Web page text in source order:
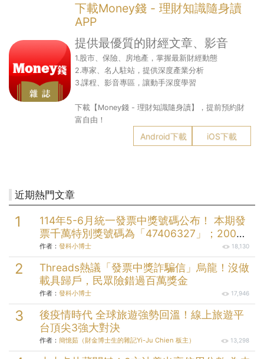
下載Money錢 - 理財知識隨身讀
APP
提供最優質的財經文章、影音
1.股市、保險、房地產，掌握最新財經動態
2.專家、名人駐站，提供深度產業分析
3.課程、影音專區，讓動手深度學習
下載【Money錢 - 理財知識隨身讀】，提前預約財
富自由！
Android下載 iOS下載
近期熱門文章
114年5-6月統一發票中獎號碼公布！ 本期發
票千萬特別獎號碼為「47406327」；200萬
元特獎號碼為「05579058」；三組20萬元
頭獎分別為「49912232」、
「73145004」、「99174704」。
作者： 發科小博士 18,130
Threads熱議「發票中獎詐騙信」烏龍！沒做
載具歸戶，民眾險錯過百萬獎金
作者： 發科小博士 17,946
後疫情時代 全球旅遊強勢回溫！線上旅遊平
台頂尖3強大對決
作者： 簡憶茹（財金博士生的雜記Yi-Ju Chien 板主） 13,298